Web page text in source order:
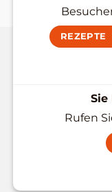
REZEPTE
Sie
Rufen